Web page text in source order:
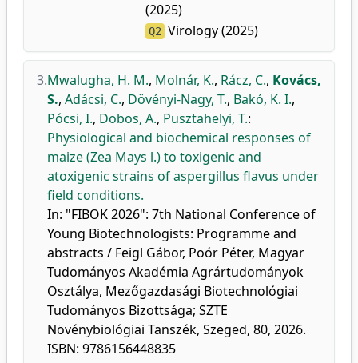
(2025)
Q2 Virology (2025)
3.Mwalugha, H. M., Molnár, K., Rácz, C., Kovács,
S., Adácsi, C., Dövényi-Nagy, T., Bakó, K. I.,
Pócsi, I., Dobos, A., Pusztahelyi, T.:
Physiological and biochemical responses of
maize (Zea Mays l.) to toxigenic and
atoxigenic strains of aspergillus flavus under
field conditions.
In: "FIBOK 2026": 7th National Conference of
Young Biotechnologists: Programme and
abstracts / Feigl Gábor, Poór Péter, Magyar
Tudományos Akadémia Agrártudományok
Osztálya, Mezőgazdasági Biotechnológiai
Tudományos Bizottsága; SZTE
Növénybiológiai Tanszék, Szeged, 80, 2026.
ISBN: 9786156448835